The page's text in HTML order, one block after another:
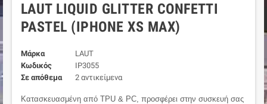
LAUT LIQUID GLITTER CONFETTI
PASTEL (IPHONE XS MAX)
Μάρκα
LAUT
Κωδικός
IP3055
Σε απόθεμα
2 αντικείμενα
Κατασκευασμένη από TPU & PC, προσφέρει στην συσκευή σας